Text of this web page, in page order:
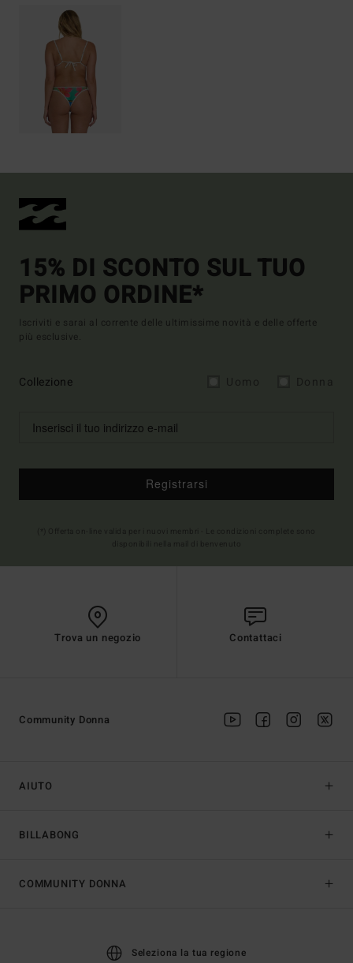
15% DI SCONTO SUL TUO
PRIMO ORDINE*
Iscriviti e sarai al corrente delle ultimissime novità e delle offerte
più esclusive.
Collezione
Registrarsi
Trova un negozio Contattaci
AIUTO
BILLABONG
Community Donna
COMMUNITY DONNA
Seleziona la tua regione